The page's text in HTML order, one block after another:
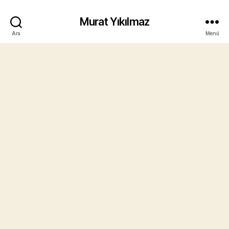
Ara
Murat Yıkılmaz
Menü